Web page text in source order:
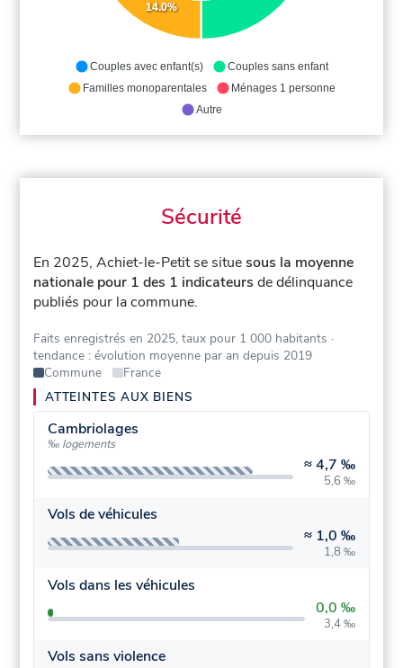
14.0%
Couples avec enfant(s)
Couples sans enfant
Familles monoparentales
Ménages 1 personne
Autre
Sécurité
En 2025, Achiet-le-Petit se situesous la moyenne
nationale pour 1 des 1 indicateurs de délinquance
publiés pour la commune.
Faits enregistrés en 2025, taux pour 1 000 habitants ·
tendance : évolution moyenne par an depuis 2019
Commune
France
ATTEINTES AUX BIENS
Cambriolages
‰ logements
≈4,7 ‰
5,6 ‰
Vols de véhicules
≈ 1,0 ‰
1,8 ‰
Vols dans les véhicules
0,0 ‰
3,4 ‰
Vols sans violence